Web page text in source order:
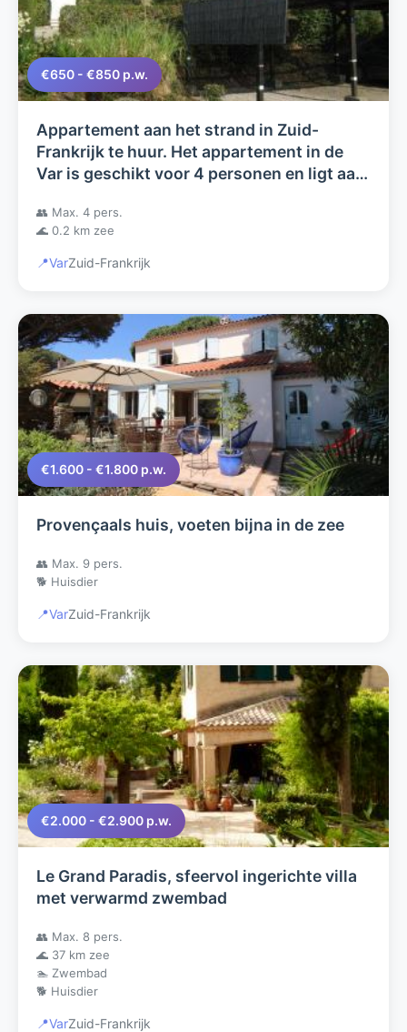
€650 - €850 p.w.
Appartement aan het strand in Zuid-
Frankrijk te huur. Het appartement in de
Var is geschikt voor 4 personen en ligt aan
👥 Max. 4 pers.
🌊 0.2 km zee
📍VarZuid-Frankrijk
€1.600 - €1.800 p.w.
Provençaals huis, voeten bijna in de zee
👥 Max. 9 pers.
🐕 Huisdier
📍VarZuid-Frankrijk
€2.000 - €2.900 p.w.
Le Grand Paradis, sfeervol ingerichte villa
met verwarmd zwembad
👥 Max. 8 pers.
🌊 37 km zee
🏊 Zwembad
🐕 Huisdier
📍VarZuid-Frankrijk